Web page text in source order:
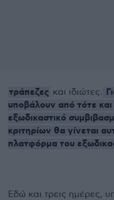
τράπεζες και ιδιώτες.
υποβάλουν από τότε
εξωδικαστικό
κριτηρίων θα γίνεται
πλατφόρμα του
Εδώ και τρεις ημέρες,